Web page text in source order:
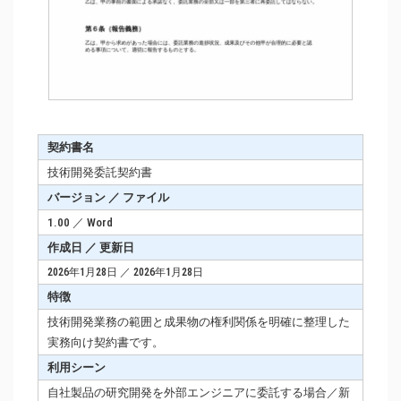
契約書名
技術開発委託契約書
バージョン ／ ファイル
1.00 ／ Word
作成日 ／ 更新日
2026年1月28日 ／ 2026年1月28日
特徴
技術開発業務の範囲と成果物の権利関係を明確に整理した
実務向け契約書です。
利用シーン
自社製品の研究開発を外部エンジニアに委託する場合／新